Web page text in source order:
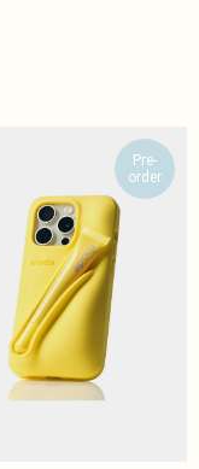
Pre-
order